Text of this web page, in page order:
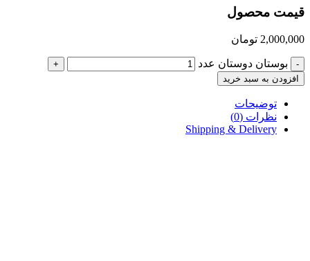
قیمت محصول
2,000,000 تومان
- بوستان دوستان عدد
+
افزودن به سبد خرید
توضیحات
نظرات (0)
Shipping & Delivery